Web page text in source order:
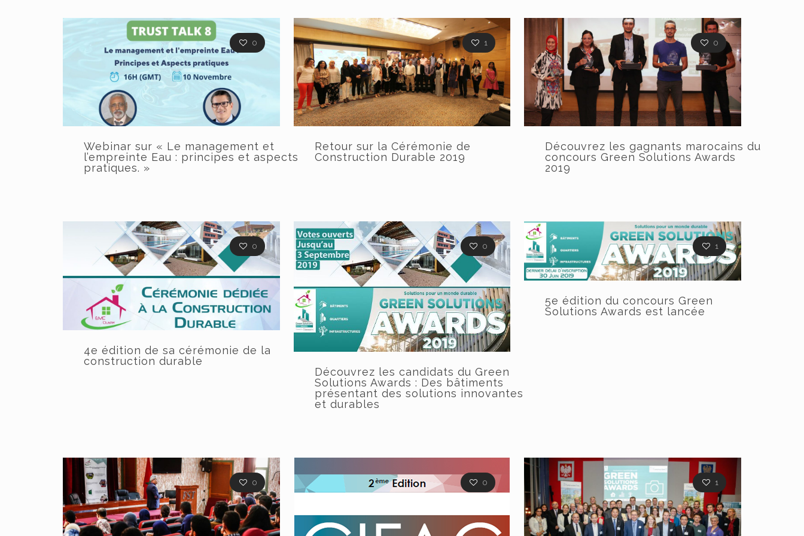
0
Webinar sur « Le management et
l’empreinte Eau : principes et aspects
pratiques. »
1
Retour sur la Cérémonie de
Construction Durable 2019
0
Découvrez les gagnants marocains du
concours Green Solutions Awards
2019
0
4e édition de sa cérémonie de la
construction durable
0
Découvrez les candidats du Green
Solutions Awards : Des bâtiments
présentant des solutions innovantes
et durables
1
5e édition du concours Green
Solutions Awards est lancée
0 0 1